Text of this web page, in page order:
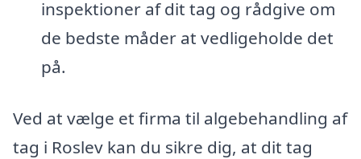
inspektioner af dit tag og rådgive om
de bedste måder at vedligeholde det
på.
Ved at vælge et firma til algebehandling af
tag i Roslev kan du sikre dig, at dit tag